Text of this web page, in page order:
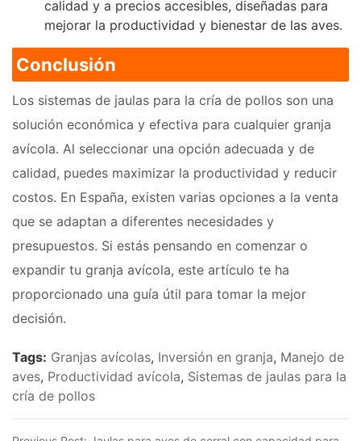
calidad y a precios accesibles, diseñadas para
mejorar la productividad y bienestar de las aves.
Conclusión
Los sistemas de jaulas para la cría de pollos son una
solución económica y efectiva para cualquier granja
avícola. Al seleccionar una opción adecuada y de
calidad, puedes maximizar la productividad y reducir
costos. En España, existen varias opciones a la venta
que se adaptan a diferentes necesidades y
presupuestos. Si estás pensando en comenzar o
expandir tu granja avícola, este artículo te ha
proporcionado una guía útil para tomar la mejor
decisión.
Tags: Granjas avícolas, Inversión en granja, Manejo de
aves, Productividad avícola, Sistemas de jaulas para la
cría de pollos